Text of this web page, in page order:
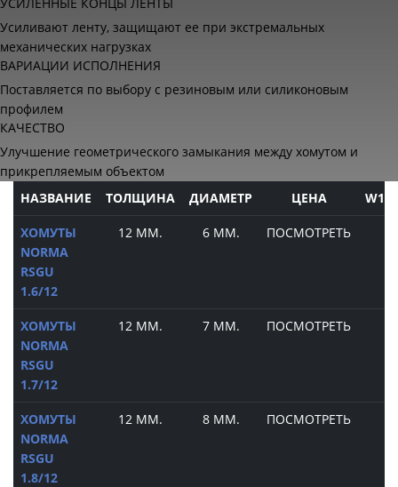
Усиливают ленту, защищают ее при экстремальных
механических нагрузках
ВАРИАЦИИ ИСПОЛНЕНИЯ
Поставляется по выбору с резиновым или силиконовым
профилем
КАЧЕСТВО
Улучшение геометрического замыкания между хомутом и
прикрепляемым объектом
НАЗВАНИЕ
ТОЛЩИНА ДИАМЕТР ЦЕНА W1
ХОМУТЫ
NORMA
RSGU
1.6/12
12 ММ. 6 ММ. ПОСМОТРЕТЬ
ХОМУТЫ
NORMA
RSGU
1.7/12
12 ММ. 7 ММ. ПОСМОТРЕТЬ
ХОМУТЫ
NORMA
RSGU
1.8/12
12 ММ. 8 ММ. ПОСМОТРЕТЬ